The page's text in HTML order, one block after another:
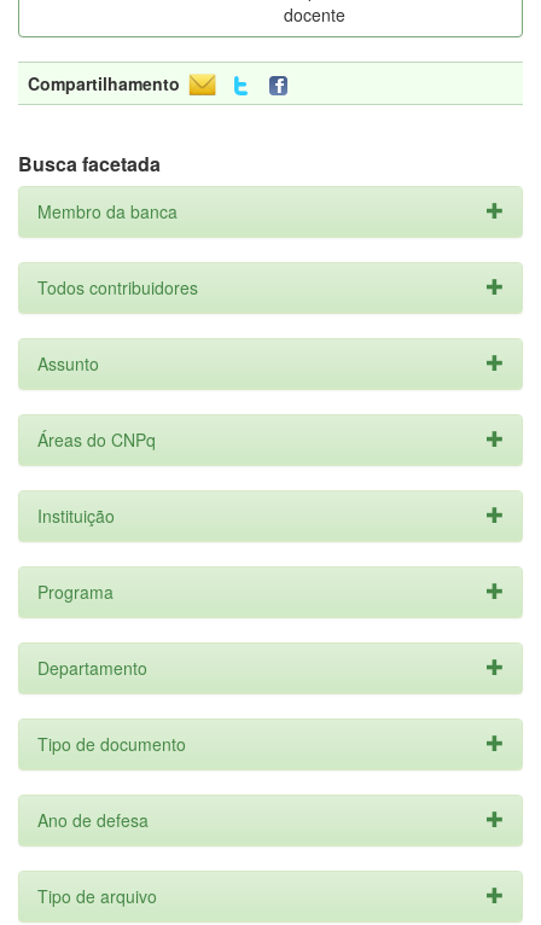
docente
Compartilhamento
Busca facetada
Membro da banca
Todos contribuidores
Assunto
Áreas do CNPq
Instituição
Programa
Departamento
Tipo de documento
Ano de defesa
Tipo de arquivo